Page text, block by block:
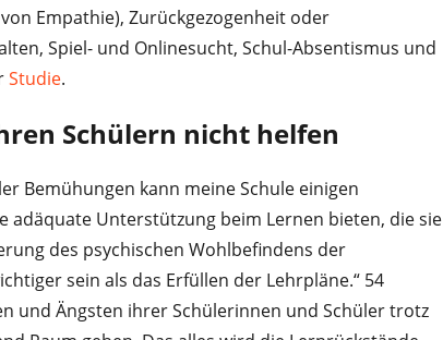
Empathie), Zurückgezogenheit oder
Spiel- und Onlinesucht, Schul-Absentismus und
Studie.
Schülern nicht helfen
Bemühungen kann meine Schule einigen
adäquate Unterstützung beim Lernen bieten, die sie
des psychischen Wohlbefindens der
sein als das Erfüllen der Lehrpläne.“ 54
und Ängsten ihrer Schülerinnen und Schüler trotz